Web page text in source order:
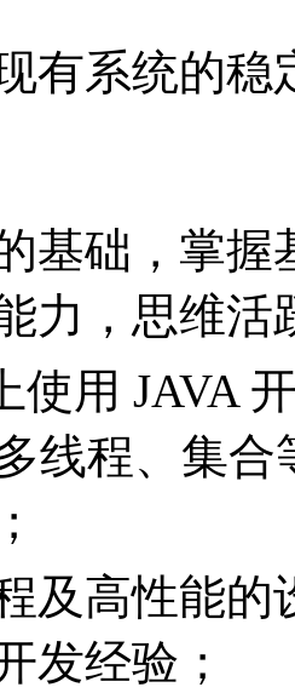
有系统的稳
基础，掌握
力，思维活
使用 JAVA
线程、集
及高性能的
发经验；